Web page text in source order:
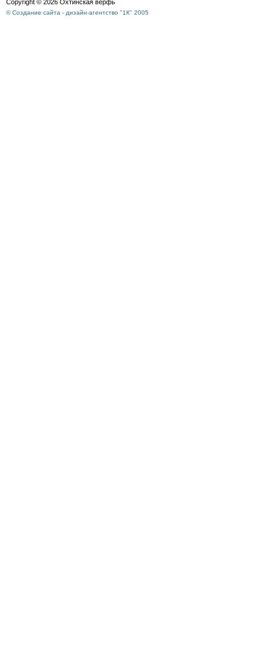
Copyright © 2026 Охтинская верфь
© Создание сайта - дизайн-агентство "1К" 2005